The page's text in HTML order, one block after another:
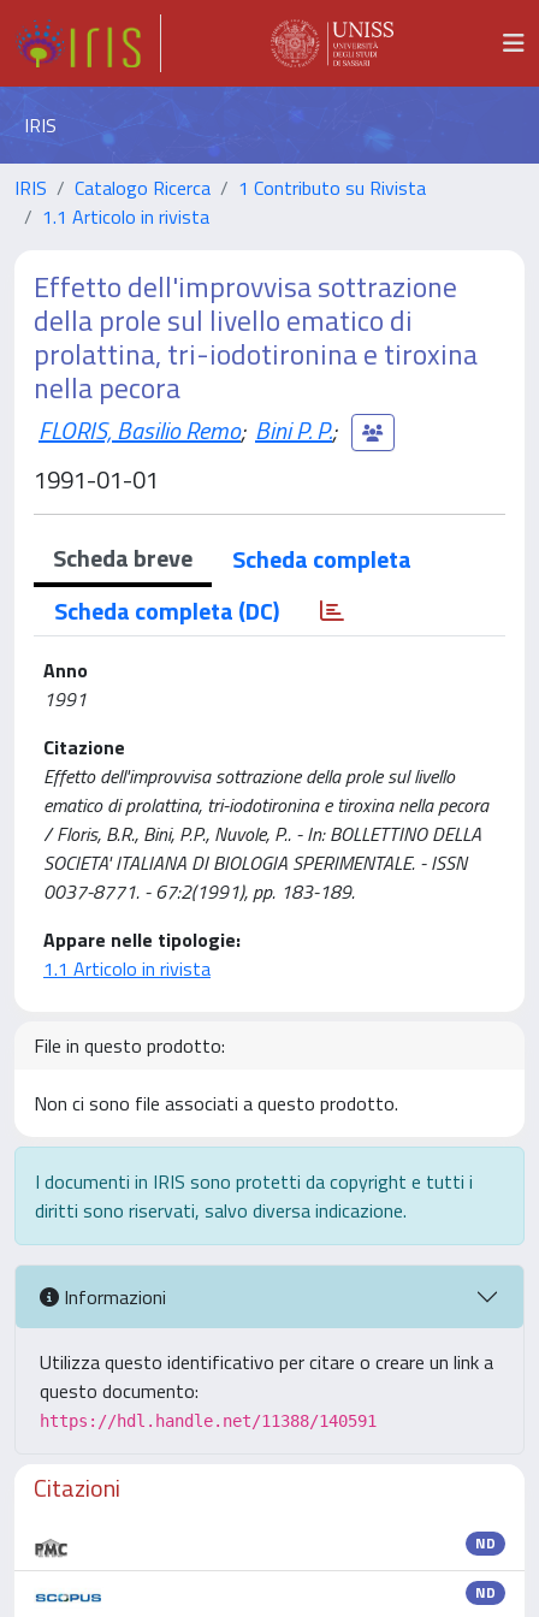
IRIS
IRIS Catalogo Ricerca
1 Contributo su Rivista
1.1 Articolo in rivista
Effetto dell'improvvisa sottrazione
della prole sul livello ematico di
prolattina, tri-iodotironina e tiroxina
nella pecora
FLORIS, Basilio Remo; Bini P. P.;
1991-01-01
Scheda breve
Scheda completa
Scheda completa (DC)
Anno
1991
Citazione
Effetto dell'improvvisa sottrazione della prole sul livello
ematico di prolattina, tri-iodotironina e tiroxina nella pecora
/ Floris, B.R., Bini, P.P., Nuvole, P.. - In: BOLLETTINO DELLA
SOCIETA' ITALIANA DI BIOLOGIA SPERIMENTALE. - ISSN
0037-8771. - 67:2(1991), pp. 183-189.
Appare nelle tipologie:
1.1 Articolo in rivista
File in questo prodotto:
Non ci sono file associati a questo prodotto.
I documenti in IRIS sono protetti da copyright e tutti i
diritti sono riservati, salvo diversa indicazione.
Informazioni
Utilizza questo identificativo per citare o creare un link a
questo documento:
https://hdl.handle.net/11388/140591
Citazioni
ND
ND